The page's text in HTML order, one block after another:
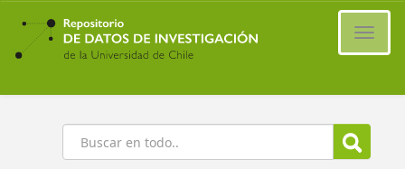
Ir
contenido
principal
Buscar